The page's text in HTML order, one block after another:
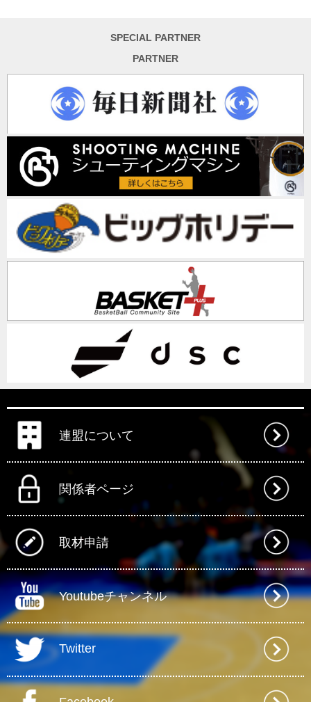
SPECIAL PARTNER
PARTNER
連盟について
関係者ページ
取材申請
Youtubeチャンネル
Twitter